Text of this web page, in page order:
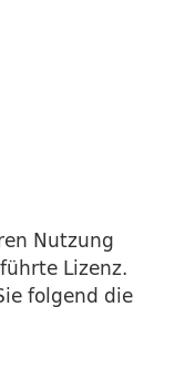
Nutzung
Lizenz.
folgend die